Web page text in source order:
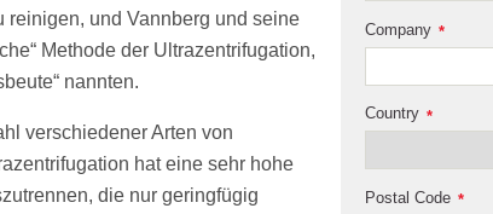
reinigen, und Vannberg und seine
Methode der Ultrazentrifugation,
nannten.
verschiedener Arten von
hat eine sehr hohe
die nur geringfügig
*
Company
*
Country
*
Postal Code